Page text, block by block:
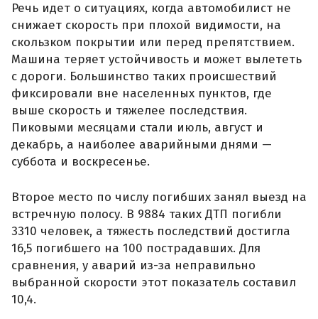
Речь идет о ситуациях, когда автомобилист не
снижает скорость при плохой видимости, на
скользком покрытии или перед препятствием.
Машина теряет устойчивость и может вылететь
с дороги. Большинство таких происшествий
фиксировали вне населенных пунктов, где
выше скорость и тяжелее последствия.
Пиковыми месяцами стали июль, август и
декабрь, а наиболее аварийными днями —
суббота и воскресенье.
Второе место по числу погибших занял выезд на
встречную полосу. В 9884 таких ДТП погибли
3310 человек, а тяжесть последствий достигла
16,5 погибшего на 100 пострадавших. Для
сравнения, у аварий из-за неправильно
выбранной скорости этот показатель составил
10,4.